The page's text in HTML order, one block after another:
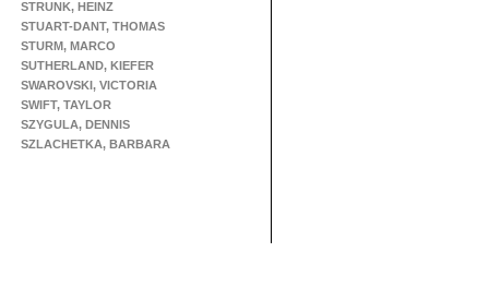
STRUNK, HEINZ
STUART-DANT, THOMAS
STURM, MARCO
SUTHERLAND, KIEFER
SWAROVSKI, VICTORIA
SWIFT, TAYLOR
SZYGULA, DENNIS
SZLACHETKA, BARBARA